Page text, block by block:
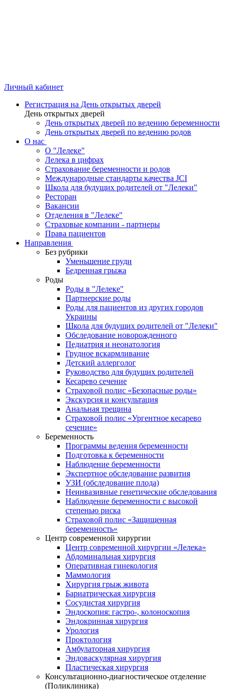
Личный кабинет
Регистрация на День открытых дверей
День открытых дверей
День открытых дверей по ведению беременности
День открытых дверей по ведению родов
О нас
О "Лелеке"
Лелека в цифрах
Страхование беременности и родов
Международные стандарты качества JCI
Школа для будущих родителей от "Лелеки"
Ресторан
Вакансии
Отделения в "Лелеке"
Страховые компании - партнеры
Права пациентов
Направления
Без рубрики
Уменьшение груди
Бедренная грыжа
Роды
Роды в "Лелеке"
Партнерские роды
Роды для пациентов из других городов
Украины
Школа для будущих родителей от "Лелеки"
Обследование новорожденного
Педиатрия и неонатология
Грудное вскармливание
Детский аллерголог
Руководство для будущих родителей
Кесарево сечение
Страховой полис «Безопасные роды»
Экскурсия и консультация
Анальная трещина
Страховой полис «Ургентное кесарево
сечение»
Беременность
Программы ведения беременности
Подготовка к беременности
Наблюдение беременности
Экспертное обследование развития
УЗИ (обследование плода)
Неинвазивные генетические обследования
Наблюдение беременности с высокой
степенью риска
Страховой полис «Защищенная
беременность»
Центр современной хирургии
Центр современной хирургии «Лелека»
Абдоминальная хирургия
Оперативная гинекология
Маммология
Хирургия грыж живота
Бариатрическая хирургия
Сосудистая хирургия
Эндоскопия: гастро-, колоноскопия
Эндокринная хирургия
Урология
Проктология
Амбулаторная хирургия
Эндоваскулярная хирургия
Пластическая хирургия
Консультационно-диагностическое отделение
(Поликлиника)